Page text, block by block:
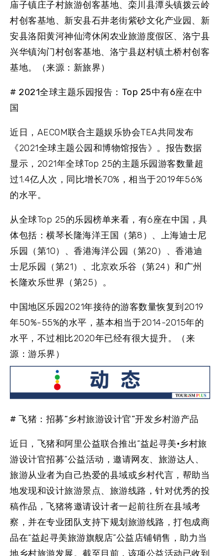
庙子镇庄子村旅游创客基地、栾川县潭头镇拨云岭
村创客基地、新安县石井老街紫砂文化产业园、新
安县洛阳黄河神仙湾休闲农业旅游度假区、洛宁县
兴华镇沟门村创客基地、洛宁县赵村镇土桥村创客
基地。（来源：新旅界）
# 2021全球主题乐园报告：Top 25中有6座在中
国
近日，AECOM联合主题娱乐协会TEA共同发布
《2021全球主题公园和博物馆报告》。报告数据
显示，2021年全球Top 25的主题乐园游客数量超
过1.4亿人次，同比增长70%，相当于2019年56%
的水平。
从全球Top 25的乐园榜单来看，有6座在中国，具
体包括：横琴长隆海洋王国（第8）、上海迪士尼
乐园（第10）、香港海洋公园（第20）、香港迪
士尼乐园（第21）、北京欢乐谷（第24）和广州
长隆欢乐世界（第25）。
中国地区乐园2021年接待的游客数量恢复到2019
年50%-55%的水平，基本相当于2014-2015年的
水平，不过相比2020年已经有很大提升。（来
源：游乐界）
# 飞猪：招募“乡村旅游设计官”开发乡村游产品
近日，飞猪和阿里公益联合推出“益起寻美·乡村旅
游设计官招募”公益活动，邀请网友、旅游达人、
旅游从业者为自己热爱的县域或乡村代言，帮助当
地发现和设计旅游景点、旅游线路，针对优秀的投
稿作品，飞猪将邀请设计者一起前往所在县域考
察，并在专业团队支持下规划旅游线路，打包成商
品在“益起寻美旅游旗舰店”公益店铺销售，助力当
地乡村旅游发展。截至目前，该项公益活动已收到